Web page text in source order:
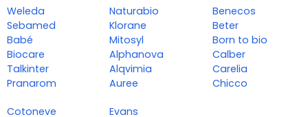
Weleda
Sebamed
Babé
Biocare
Talkinter
Pranarom
Naturabio
Klorane
Mitosyl
Alphanova
Alqvimia
Auree
Benecos
Beter
Born to bio
Calber
Carelia
Chicco
Cotoneve
Evans